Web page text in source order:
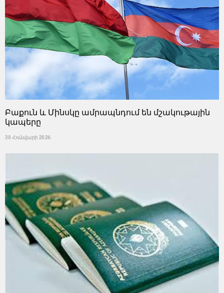
Բաքուն և Մինսկը ամրապնդում են մշակութային
կապերը
30 Հունվարի 2026